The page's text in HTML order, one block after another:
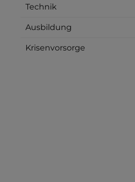
Technik
Ausbildung
Krisenvorsorge